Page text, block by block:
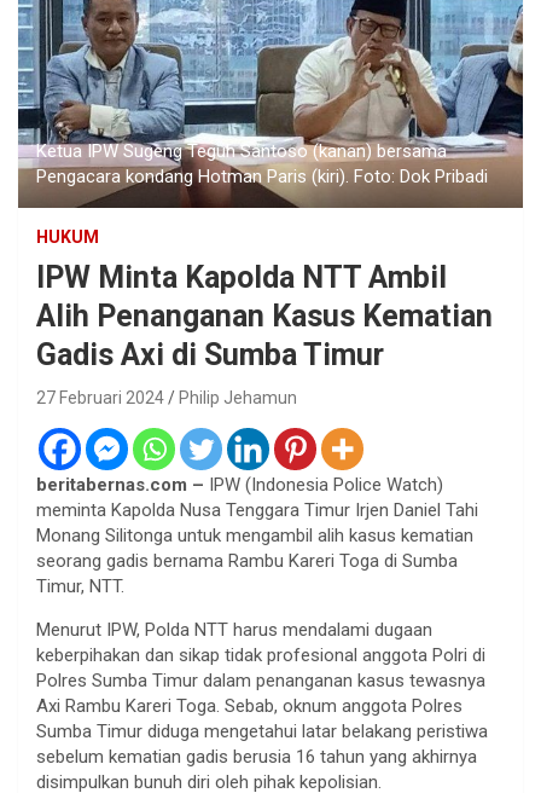
Ketua IPW Sugeng Teguh Santoso (kanan) bersama
Pengacara kondang Hotman Paris (kiri). Foto: Dok Pribadi
HUKUM
IPW Minta Kapolda NTT Ambil
Alih Penanganan Kasus Kematian
Gadis Axi di Sumba Timur
27 Februari 2024 Philip Jehamun
beritabernas.com – IPW (Indonesia Police Watch)
meminta Kapolda Nusa Tenggara Timur Irjen Daniel Tahi
Monang Silitonga untuk mengambil alih kasus kematian
seorang gadis bernama Rambu Kareri Toga di Sumba
Timur, NTT.
Menurut IPW, Polda NTT harus mendalami dugaan
keberpihakan dan sikap tidak profesional anggota Polri di
Polres Sumba Timur dalam penanganan kasus tewasnya
Axi Rambu Kareri Toga. Sebab, oknum anggota Polres
Sumba Timur diduga mengetahui latar belakang peristiwa
sebelum kematian gadis berusia 16 tahun yang akhirnya
disimpulkan bunuh diri oleh pihak kepolisian.